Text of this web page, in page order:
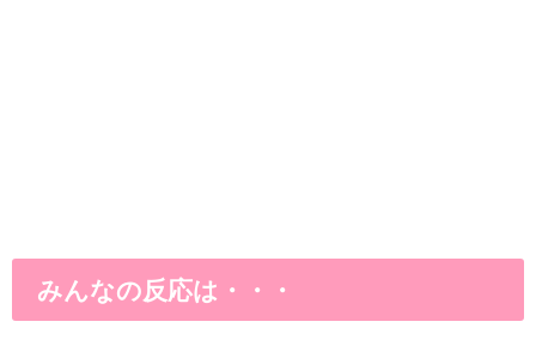
みんなの反応は・・・